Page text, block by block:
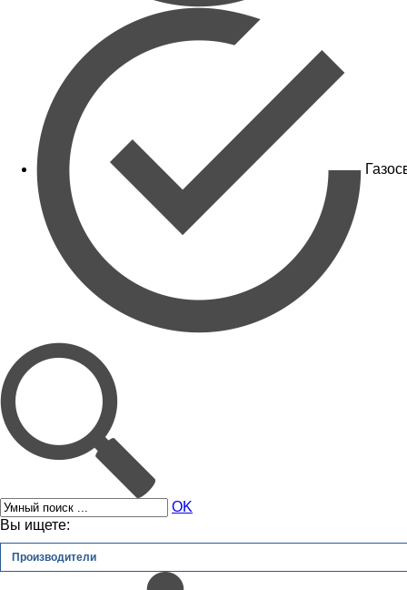
OK
Вы ищете:
Производители